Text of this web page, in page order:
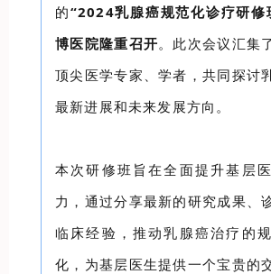
的“2024乳腺癌规范化诊疗研修
博医院隆重召开。此次会议汇集
顶尖医学专家、学者，共同探讨
最新进展和未来发展方向。
本次研修班旨在全面提升基层
力，通过分享最新的研究成果、
临床经验，推动乳腺癌治疗的
化，为基层医生提供一个宝贵的